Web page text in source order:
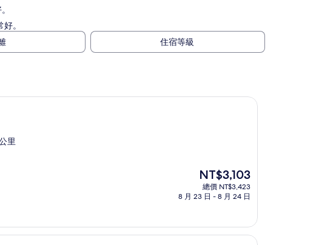
。
住宿等級
里
現
在
價
NT$3,103
NT$3,103
總價 NT$3,423
8 月 23 日 - 8 月 24 日